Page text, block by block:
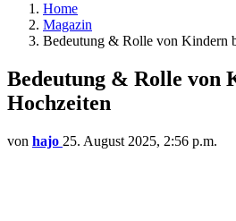
Home
Magazin
Bedeutung & Rolle von Kindern
Bedeutung & Rolle von
Hochzeiten
von hajo 25. August 2025, 2:56 p.m.